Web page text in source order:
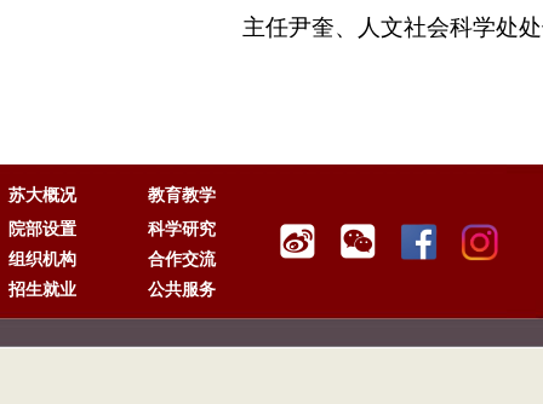
主任尹奎、人文社会科学处
苏大概况
教育教学
院部设置
科学研究
组织机构
合作交流
招生就业
公共服务